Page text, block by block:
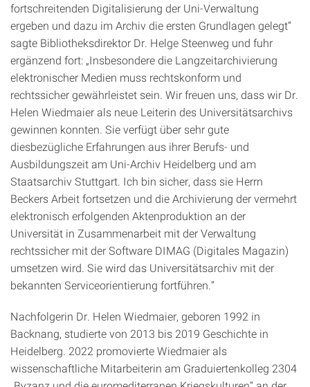
fortschreitenden Digitalisierung der Uni-Verwaltung
ergeben und dazu im Archiv die ersten Grundlagen gelegt“
sagte Bibliotheksdirektor Dr. Helge Steenweg und fuhr
ergänzend fort: „Insbesondere die Langzeitarchivierung
elektronischer Medien muss rechtskonform und
rechtssicher gewährleistet sein. Wir freuen uns, dass wir Dr.
Helen Wiedmaier als neue Leiterin des Universitätsarchivs
gewinnen konnten. Sie verfügt über sehr gute
diesbezügliche Erfahrungen aus ihrer Berufs- und
Ausbildungszeit am Uni-Archiv Heidelberg und am
Staatsarchiv Stuttgart. Ich bin sicher, dass sie Herrn
Beckers Arbeit fortsetzen und die Archivierung der vermehrt
elektronisch erfolgenden Aktenproduktion an der
Universität in Zusammenarbeit mit der Verwaltung
rechtssicher mit der Software DIMAG (Digitales Magazin)
umsetzen wird. Sie wird das Universitätsarchiv mit der
bekannten Serviceorientierung fortführen.“
Nachfolgerin Dr. Helen Wiedmaier, geboren 1992 in
Backnang, studierte von 2013 bis 2019 Geschichte in
Heidelberg. 2022 promovierte Wiedmaier als
wissenschaftliche Mitarbeiterin am Graduiertenkolleg 2304